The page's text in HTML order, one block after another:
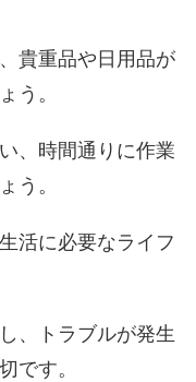
貴重品や日用品が
う。
、時間通りに作業
う。
活に必要なライフ
、トラブルが発生
です。